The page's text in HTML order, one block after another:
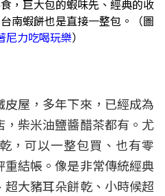
，巨大包的蝦味先、經典的收
南蝦餅也是直接一整包。（圖
尼力吃喝玩樂）
屋，多年下來，已經成為
柴米油鹽醬醋茶都有。尤
，可以一整包買、也有零
結帳。像是非常傳統經典
大豬耳朵餅乾、小時候超